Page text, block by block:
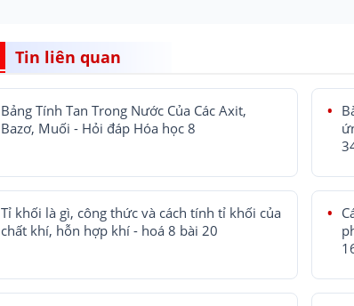
Tin liên quan
Bảng Tính Tan Trong Nước Của Các Axit,
Bazơ, Muối - Hỏi đáp Hóa học 8
Tỉ khối là gì, công thức và cách tính tỉ khối của
chất khí, hỗn hợp khí - hoá 8 bài 20